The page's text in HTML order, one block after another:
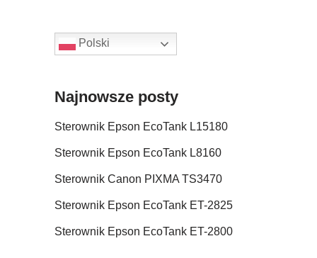
Polski
Najnowsze posty
Sterownik Epson EcoTank L15180
Sterownik Epson EcoTank L8160
Sterownik Canon PIXMA TS3470
Sterownik Epson EcoTank ET-2825
Sterownik Epson EcoTank ET-2800